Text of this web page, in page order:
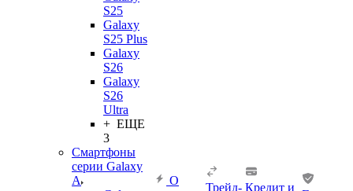
S25
Galaxy
S25 Plus
Galaxy
S26
Galaxy
S26
Ultra
+ ЕЩЕ
3
Смартфоны
серии Galaxy
A
О
Трейд- Кредит и